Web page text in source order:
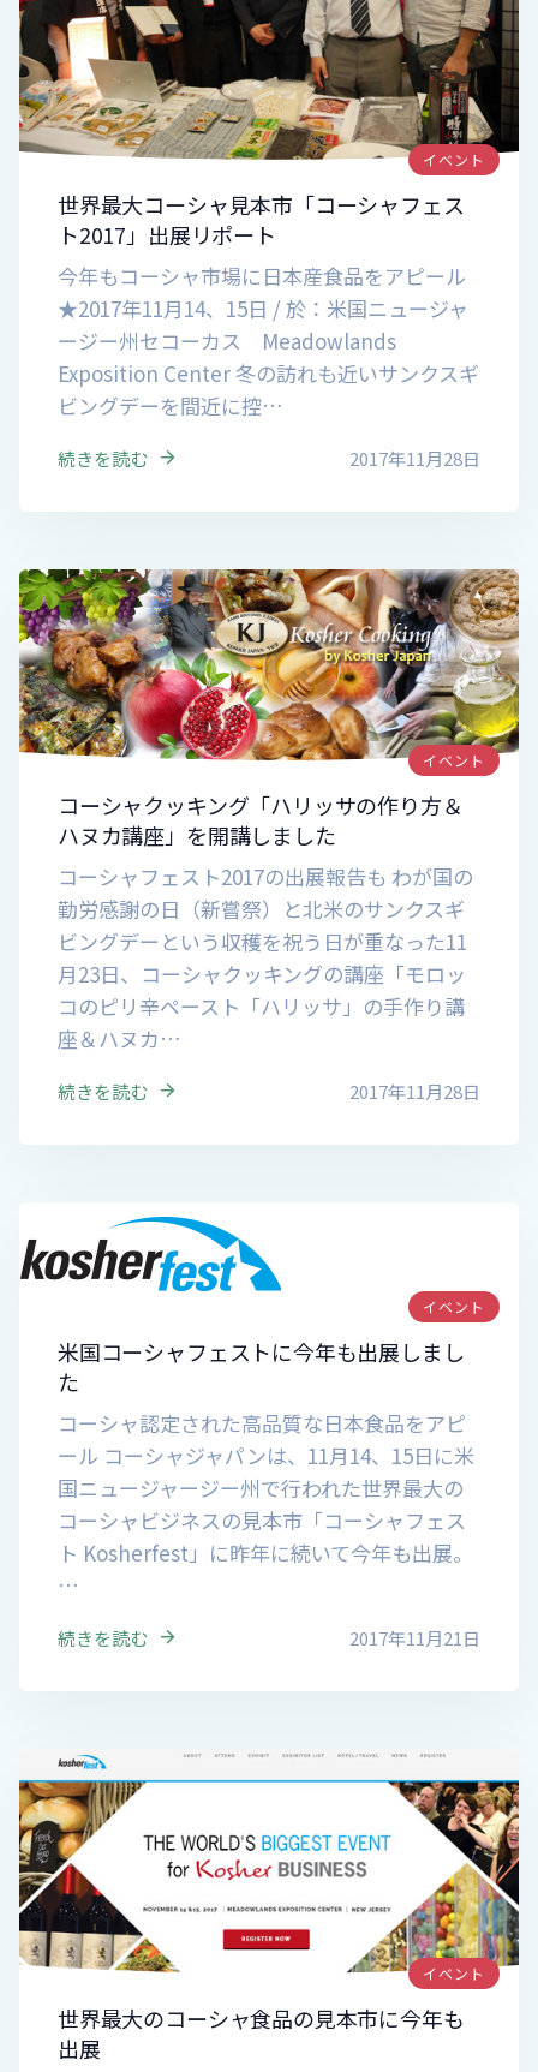
イベント
世界最大コーシャ見本市「コーシャフェス
ト2017」出展リポート
今年もコーシャ市場に日本産食品をアピール
★2017年11月14、15日 / 於：米国ニュージャ
ージー州セコーカス Meadowlands
Exposition Center 冬の訪れも近いサンクスギ
ビングデーを間近に控…
続きを読む 2017年11月28日
イベント
コーシャクッキング「ハリッサの作り方＆
ハヌカ講座」を開講しました
コーシャフェスト2017の出展報告も わが国の
勤労感謝の日（新嘗祭）と北米のサンクスギ
ビングデーという収穫を祝う日が重なった11
月23日、コーシャクッキングの講座「モロッ
コのピリ辛ペースト「ハリッサ」の手作り講
座＆ハヌカ…
続きを読む 2017年11月28日
イベント
米国コーシャフェストに今年も出展しまし
た
コーシャ認定された高品質な日本食品をアピ
ール コーシャジャパンは、11月14、15日に米
国ニュージャージー州で行われた世界最大の
コーシャビジネスの見本市「コーシャフェス
ト Kosherfest」に昨年に続いて今年も出展。
…
続きを読む 2017年11月21日
イベント
世界最大のコーシャ食品の見本市に今年も
出展